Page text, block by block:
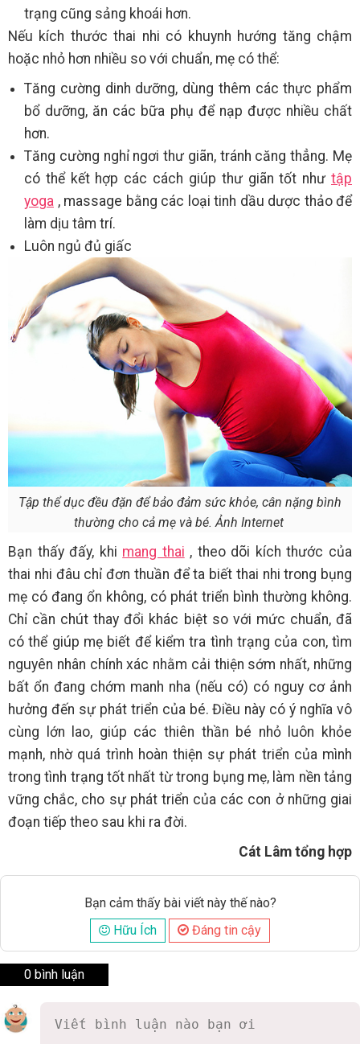
trạng cũng sảng khoái hơn.
Nếu kích thước thai nhi có khuynh hướng tăng chậm
hoặc nhỏ hơn nhiều so với chuẩn, mẹ có thể:
Tăng cường dinh dưỡng, dùng thêm các thực phẩm
bổ dưỡng, ăn các bữa phụ để nạp được nhiều chất
hơn.
Tăng cường nghỉ ngơi thư giãn, tránh căng thẳng. Mẹ
có thể kết hợp các cách giúp thư giãn tốt như tập
yoga , massage bằng các loại tinh dầu dược thảo để
làm dịu tâm trí.
Luôn ngủ đủ giấc
Tập thể dục đều đặn để bảo đảm sức khỏe, cân nặng bình
thường cho cả mẹ và bé. Ảnh Internet
Bạn thấy đấy, khi mang thai , theo dõi kích thước của
thai nhi đâu chỉ đơn thuần để ta biết thai nhi trong bụng
mẹ có đang ổn không, có phát triển bình thường không.
Chỉ cần chút thay đổi khác biệt so với mức chuẩn, đã
có thể giúp mẹ biết để kiểm tra tình trạng của con, tìm
nguyên nhân chính xác nhằm cải thiện sớm nhất, những
bất ổn đang chớm manh nha (nếu có) có nguy cơ ảnh
hưởng đến sự phát triển của bé. Điều này có ý nghĩa vô
cùng lớn lao, giúp các thiên thần bé nhỏ luôn khỏe
mạnh, nhờ quá trình hoàn thiện sự phát triển của mình
trong tình trạng tốt nhất từ trong bụng mẹ, làm nền tảng
vững chắc, cho sự phát triển của các con ở những giai
đoạn tiếp theo sau khi ra đời.
Cát Lâm tổng hợp
Bạn cảm thấy bài viết này thế nào?
Hữu Ích
Đáng tin cậy
0 bình luận